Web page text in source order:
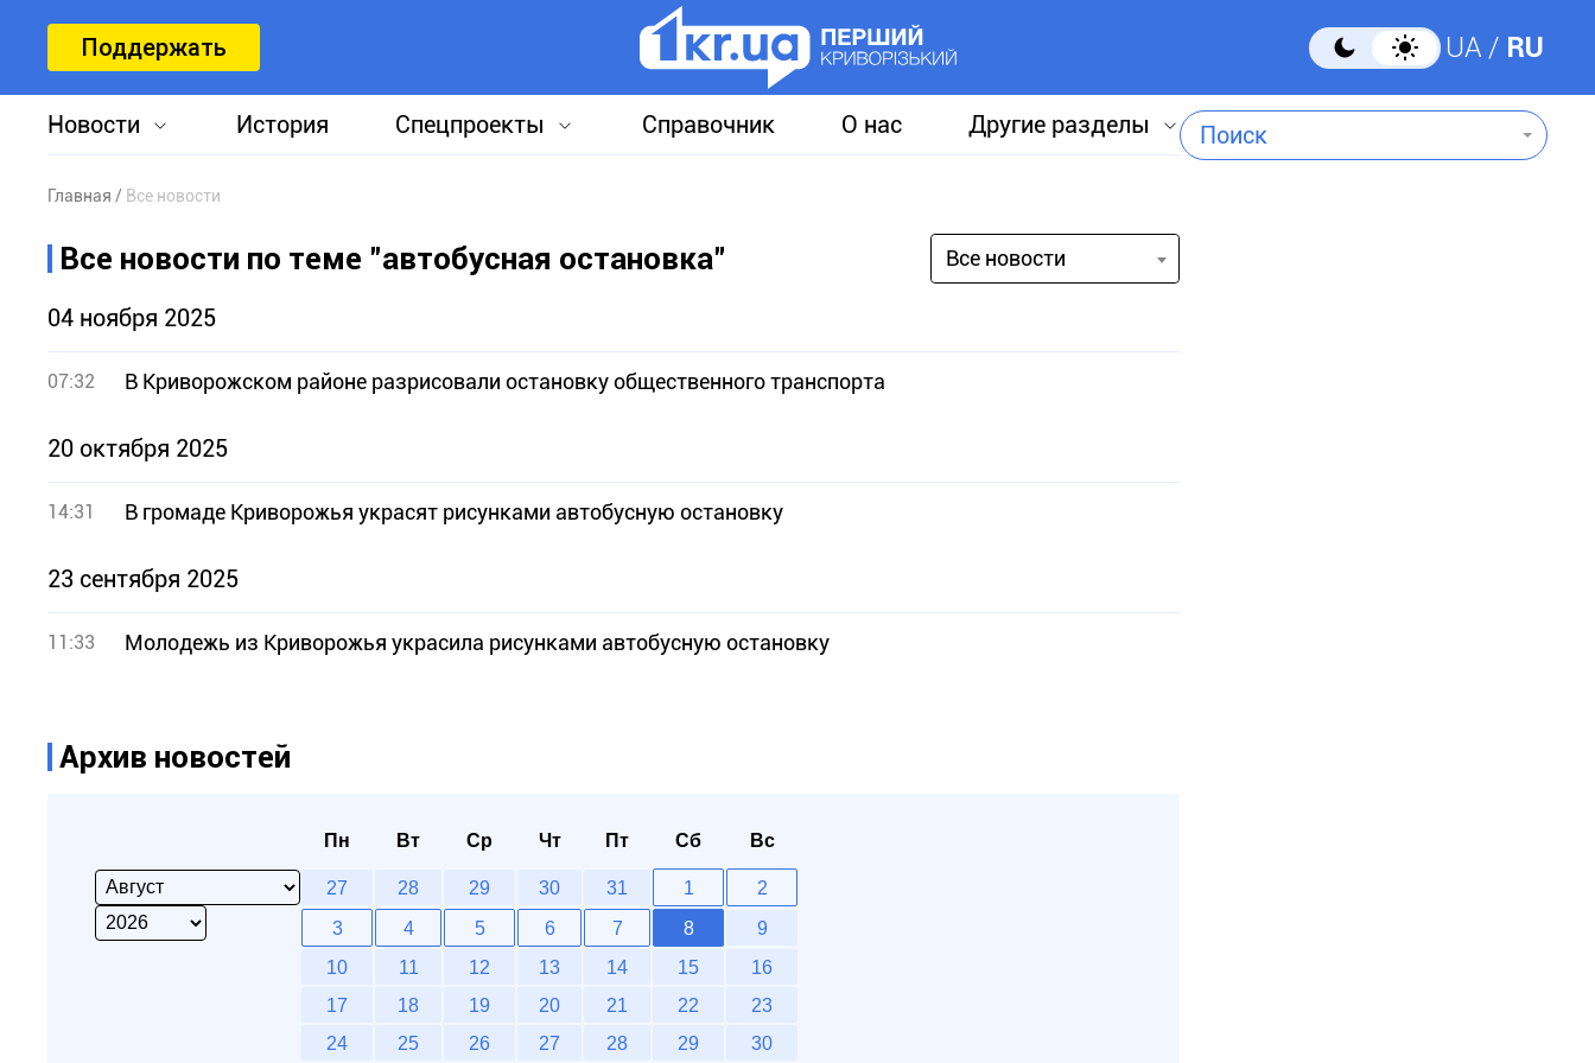
Поддержать UA RU
Новости История Спецпроекты Справочник О нас Другие разделы Поиск
Главная Все новости
Все новости по теме "автобусная остановка" Все новости
04 ноября 2025
07:32 В Криворожском районе разрисовали остановку общественного транспорта
20 октября 2025
14:31 В громаде Криворожья украсят рисунками автобусную остановку
23 сентября 2025
11:33 Молодежь из Криворожья украсила рисунками автобусную остановку
Архив новостей
Пн Вт Ср Чт Пт Сб Вс
27 28 29 30 31 1
2
3
4 5 6 7 8
9
10
11 12 13 14 15
16
17
18 19 20 21 22
23
24
25 26 27 28 29
30